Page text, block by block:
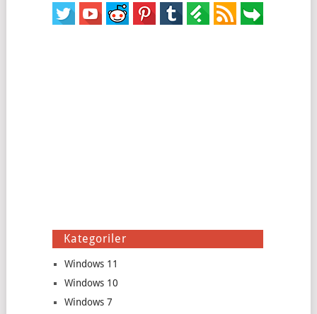
Kategoriler
Windows 11
Windows 10
Windows 7